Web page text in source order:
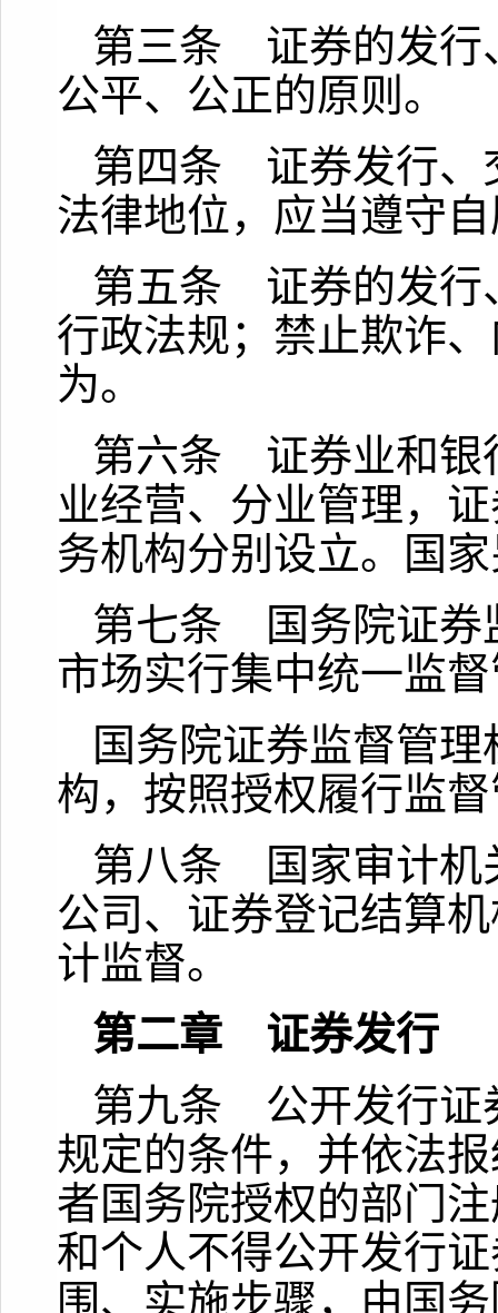
第三条 证券的发行
公平、公正的原则。
第四条 证券发行、
法律地位，应当遵守
第五条 证券的发行
行政法规；禁止欺诈
为。
第六条 证券业和银
业经营、分业管理，
务机构分别设立。国
第七条 国务院证券
市场实行集中统一监
国务院证券监督管
构，按照授权履行监
第八条 国家审计机
公司、证券登记结算
计监督。
第二章 证券发行
第九条 公开发行证
规定的条件，并依法
者国务院授权的部门
和个人不得公开发行
围、实施步骤，由国